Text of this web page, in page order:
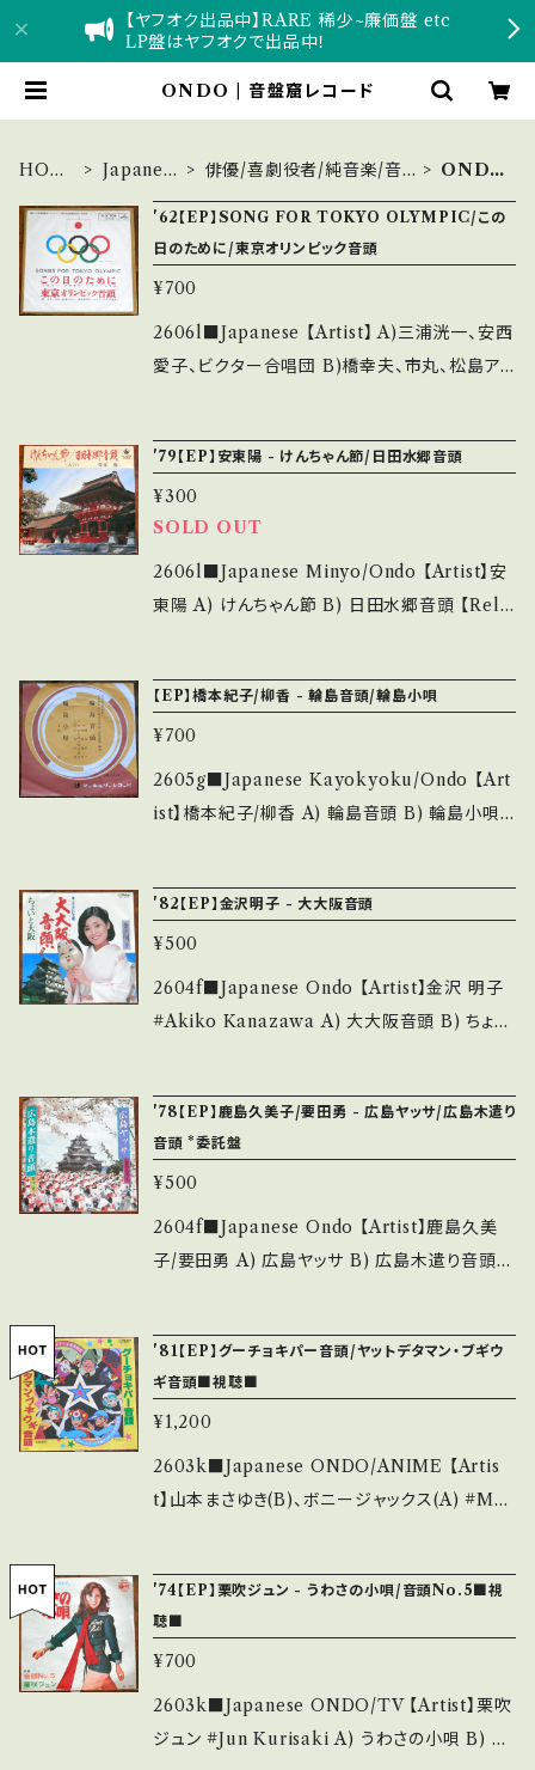
【ヤフオク出品中】RARE 稀少~廉価盤 etc
LP盤はヤフオクで出品中！
ONDO | 音盤窟レコード
HOM
Japanes
俳優/喜劇役者/純音楽/音
OND
'62【EP】SONG FOR TOKYO OLYMPIC/この
日のために/東京オリンピック音頭
¥700
2606l■Japanese 【Artist】 A)三浦洸一、安西
愛子、ビクター合唱団 B)橋幸夫、市丸、松島ア
ンピック音頭 【Release/Label/Note】 1962 /
VS-693 / ビクター *1964年東京オリンピック
公募当選歌 ■参考視聴■ - 【Condition】 Jac
ket/Record：B/B (国内盤/Bag Jacket/SEEA
T) *ジャケ滲み __________________
薄い B・多少痛み・キズなど見られる C・痛み
多・キズ多く痛み多 *その他、+ - で補足してい
ます。 *中古という事をご理解して頂ける方のご
購入をお願い致します。 Please purchase it i
■■ をご覧ください。 https://onbankutsu.th
ebase.in/items/14252144 お知らせ等は、Ab
'79【EP】安東陽 - けんちゃん節/日田水郷音頭
¥300
SOLD OUT
2606l■Japanese Minyo/Ondo 【Artist】安
東陽 A) けんちゃん節 B) 日田水郷音頭 【Rele
盤/3つ折り Jacket) *ジャケ滲み ________
_________________ 【About the stat
e/状態説明】 S・新品未開封など A・綺麗・キズ
等も無く、痛みも薄い B・多少痛み・キズなど見
頂ける方のご購入をお願い致します。 Please p
urchase it if you understand that it is se
cond hand. *詳しくは ■■■状態・説明 / 発
送について■■■ をご覧ください。 https://on
_
【EP】橋本紀子/柳香 - 輪島音頭/輪島小唄
¥700
2605g■Japanese Kayokyoku/Ondo 【Art
ist】橋本紀子/柳香 A) 輪島音頭 B) 輪島小唄
【Condition】 Jacket/Record：B/B+ (国内盤/
振付) ________________________
_ 【About the state/状態説明】 S・新品未開
封など A・綺麗・キズ等も無く、痛みも薄い B・多
いう事をご理解して頂ける方のご購入をお願い
致します。 Please purchase it if you under
stand that it is second hand. *詳しくは ■
■■状態・説明 / 発送について■■■ をご覧く
ださい。 https://onbankutsu.thebase.in/ite
'82【EP】金沢明子 - 大大阪音頭
¥500
2604f■Japanese Ondo 【Artist】金沢 明子
#Akiko Kanazawa A) 大大阪音頭 B) ちょい
https://youtu.be/CqQeMuvnkYA?si=-q4o
0kTqryOQupWI 【Condition】 Jacket/Rec
ord：B/A (国内盤/W Jacket) _________
________________ 【About the stat
e/状態説明】 S・新品未開封など A・綺麗・キズ
で補足しています。 *中古という事をご理解して
頂ける方のご購入をお願い致します。 Please p
urchase it if you understand that it is se
cond hand. *詳しくは ■■■状態・説明 / 発
送について■■■ をご覧ください。 https://on
_
'78【EP】鹿島久美子/要田勇 - 広島ヤッサ/広島木遣り
音頭 *委託盤
¥500
2604f■Japanese Ondo 【Artist】鹿島久美
子/要田勇 A) 広島ヤッサ B) 広島木遣り音頭
dition】 Jacket/Record：B/A- (国内盤/委託
制作盤) *ジャケしわ _______________
__________ 【About the state/状態説
明】 S・新品未開封など A・綺麗・キズ等も無く、
痛みも薄い B・多少痛み・キズなど見られる C・
のご購入をお願い致します。 Please purchase
it if you understand that it is second han
d. *詳しくは ■■■状態・説明 / 発送について
■■■ をご覧ください。 https://onbankutsu.
thebase.in/items/14252144 お知らせ等は、A
'81【EP】グーチョキパー音頭/ヤットデタマン・ブギウ
ギ音頭■視聴■
¥1,200
2603k■Japanese ONDO/ANIME 【Artis
t】山本まさゆき(B)、ボニージャックス(A) #Mas
l/Note】 1981 / MV-3025 / ビクター *アニメ
「ヤットデタマン」 ■視聴■OBK306■ https://
youtu.be/i9DLT43jqu0 【Condition】 Jack
et/Record：B/A- (国内盤/W Jacket/振付) _
________________________ 【Abo
'74【EP】栗吹ジュン - うわさの小唄/音頭No.5■視
聴■
¥700
2603k■Japanese ONDO/TV 【Artist】栗吹
ジュン #Jun Kurisaki A) うわさの小唄 B) 音